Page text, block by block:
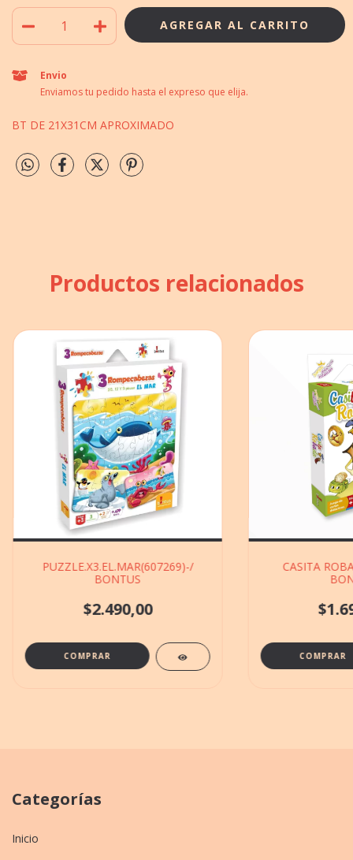
Envio
Enviamos tu pedido hasta el expreso que elija.
BT DE 21X31CM APROXIMADO
Productos relacionados
PUZZLE.X3.EL.MAR(607269)-/
BONTUS
$2.490,00
CASITA
Categorías
Inicio